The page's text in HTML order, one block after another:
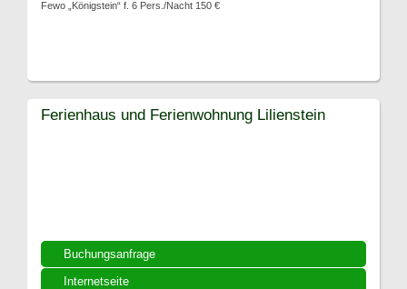
Fewo „Königstein“ f. 6 Pers./Nacht 150 €
Buchungsanfrage
Internetseite
Ferienhaus und Ferienwohnung Lilienstein